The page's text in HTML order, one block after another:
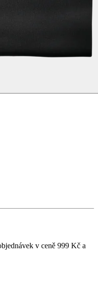
v ceně 999 Kč a